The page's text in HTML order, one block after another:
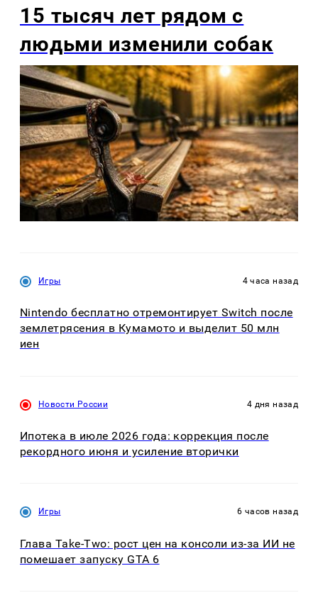
15 тысяч лет рядом с
людьми изменили собак
Игры 4 часа назад
Nintendo бесплатно отремонтирует Switch после
землетрясения в Кумамото и выделит 50 млн
иен
Новости России 4 дня назад
Ипотека в июле 2026 года: коррекция после
рекордного июня и усиление вторички
Игры 6 часов назад
Глава Take-Two: рост цен на консоли из-за ИИ не
помешает запуску GTA 6